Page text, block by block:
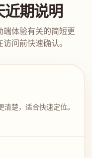
近期说明
体验有关的简短更
问前快速确认。
楚，适合快速定位。